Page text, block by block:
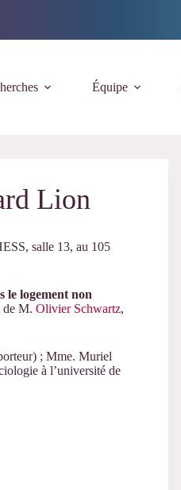
Équipe
Lion
salle 13, au 105
le logement non
de M. Olivier Schwartz,
; Mme. Muriel
à l’université de